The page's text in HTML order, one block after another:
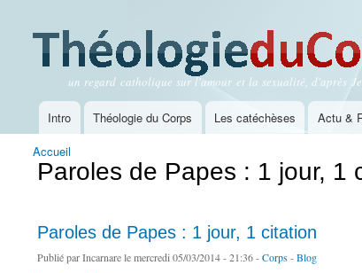
Théologie du Corps
un regard catholique sur l'amour et la sexualité, d'après
Menu principal
Intro Théologie du Corps Les catéchèses Actu &
Vous êtes ici
Accueil
Paroles de Papes : 1 jour, 1
Paroles de Papes : 1 jour, 1 citation
Publié parIncarnarele mercredi 05/03/2014 - 21:36 -Corps -Blog